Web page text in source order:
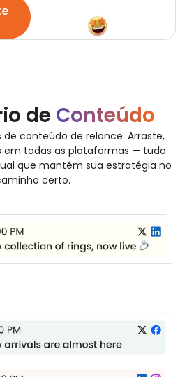
de Conteúdo
conteúdo de relance. Arraste,
em todas as plataformas — tudo
que mantém sua estratégia no
certo.